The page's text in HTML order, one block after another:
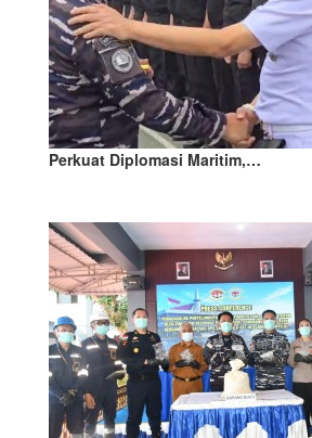
Perkuat Diplomasi Maritim,…